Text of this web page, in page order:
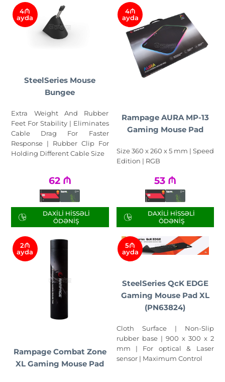
4₼
ayda
SteelSeries Mouse
Bungee
Extra Weight And Rubber
Feet For Stability | Eliminates
Cable Drag For Faster
Response | Rubber Clip For
Holding Different Cable Size
62 ₼
DAXILI HISSƏLI
ÖDƏNIŞ
4₼
ayda
Rampage AURA MP-13
Gaming Mouse Pad
Size 360 x 260 x 5 mm | Speed
Edition | RGB
53 ₼
DAXILI HISSƏLI
ÖDƏNIŞ
2₼
ayda
Rampage Combat Zone
XL Gaming Mouse Pad
5₼
ayda
SteelSeries QcK EDGE
Gaming Mouse Pad XL
(PN63824)
Cloth Surface | Non-Slip
rubber base | 900 x 300 x 2
mm | For optical & Laser
sensor | Maximum Control